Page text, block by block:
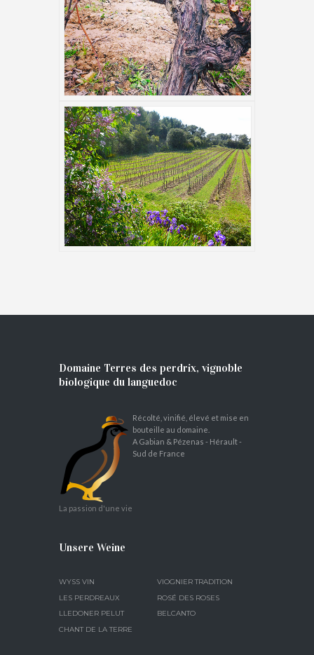
Domaine Terres des perdrix, vignoble
biologique du languedoc
La passion d'une vie
Récolté, vinifié, élevé et mise en
bouteille au domaine.
A Gabian & Pézenas - Hérault -
Sud de France
Unsere Weine
WYSS VIN
VIOGNIER TRADITION
LES PERDREAUX
ROSÉ DES ROSES
LLEDONER PELUT
BELCANTO
CHANT DE LA TERRE